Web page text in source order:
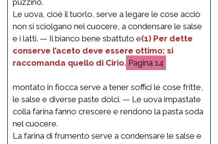
Le uova, cioè il tuorlo, serve a legare le cose acciò
non si sciolgano nel cuocere, a condensare le salse
e i latti. — Il bianco bene sbattuto e(1) Per dette
conserve l’aceto deve essere ottimo; si
raccomanda quello di Cirio.
14
montato in fiocca serve a tener soffici le cose fritte,
le salse e diverse paste dolci. — Le uova impastate
colla farina fanno crescere e rendono la pasta soda
nel cuocere.
La farina di frumento serve a condensare le salse e